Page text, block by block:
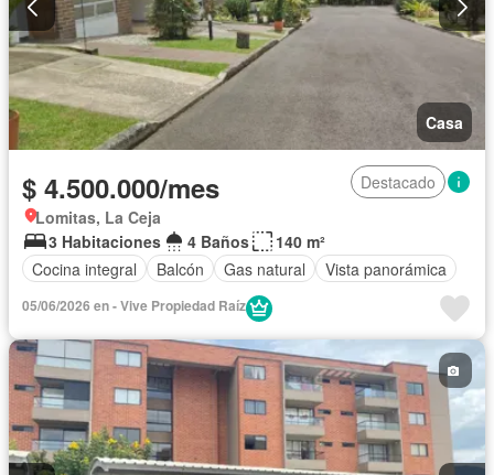
Casa
$ 4.500.000/mes
Destacado
Lomitas, La Ceja
3 Habitaciones
4 Baños
140 m²
Cocina integral
Balcón Gas natural Vista panorámica
05/06/2026 en - Vive Propiedad Raíz